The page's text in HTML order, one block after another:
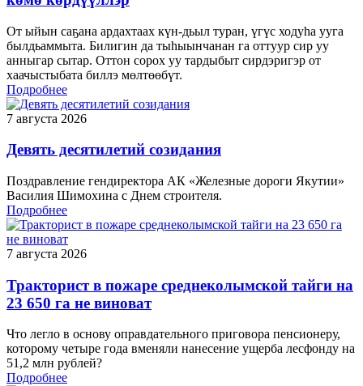
От ыйын саҕана ардахтаах күн-дьыл туран, үгүс ходуһа ууга
былдьаммыта. Билигин да тыһыынчанан га оттуур сир уу
анныгар сытар. Оттон сорох уу тардыбыт сирдэригэр от
хаачыстыбата биллэ мөлтөөбүт.
Подробнее
7 августа 2026
Девять десятилетий созидания
Поздравление гендиректора АК «Железные дороги Якутии»
Василия Шимохина с Днем строителя.
Подробнее
7 августа 2026
Тракторист в пожаре среднеколымской тайги на
23 650 га не виноват
Что легло в основу оправдательного приговора пенсионеру,
которому четыре года вменяли нанесение ущерба лесфонду на
51,2 млн рублей?
Подробнее